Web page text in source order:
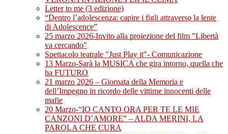
Letter to me (3 edizione)
“Dentro l’adolescenza: capire i figli attraverso la lente
di Adolescence”
25 marzo 2026-Invito alla proiezione del film "Libertà
va cercando"
Spettacolo teatrale "Just Play it"- Comunicazione
13 Marzo-Sarà la MUSICA che gira intorno, quella che
ha FUTURO
21 marzo 2026 – Giornata della Memoria e
dell’Impegno in ricordo delle vittime innocenti delle
mafie
20 Marzo-“IO CANTO ORA PER TE LE MIE
CANZONI D’AMORE” – ALDA MERINI, LA
PAROLA CHE CURA